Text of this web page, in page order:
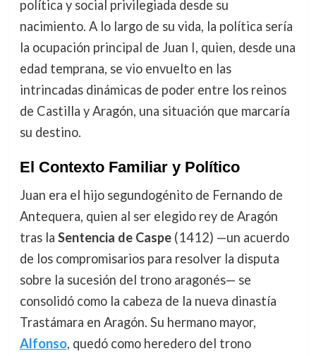
política y social privilegiada desde su
nacimiento. A lo largo de su vida, la política sería
la ocupación principal de Juan I, quien, desde una
edad temprana, se vio envuelto en las
intrincadas dinámicas de poder entre los reinos
de Castilla y Aragón, una situación que marcaría
su destino.
El Contexto Familiar y Político
Juan era el hijo segundogénito de Fernando de
Antequera, quien al ser elegido rey de Aragón
tras la Sentencia de Caspe(1412) —un acuerdo
de los compromisarios para resolver la disputa
sobre la sucesión del trono aragonés— se
consolidó como la cabeza de la nueva dinastía
Trastámara en Aragón. Su hermano mayor,
Alfonso, quedó como heredero del trono